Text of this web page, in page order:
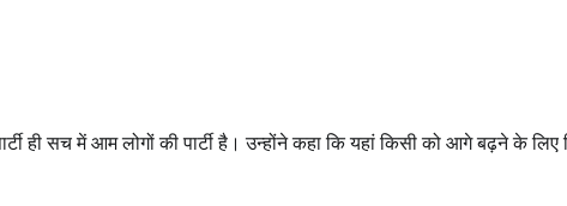
ही सच में आम लोगों की पार्टी है। उन्होंने कहा कि यहां किसी को आगे बढ़ने के लिए